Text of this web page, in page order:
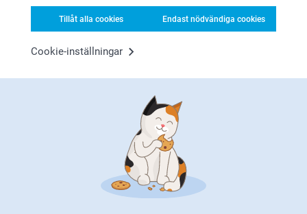
Tillåt alla cookies Endast nödvändiga cookies
Cookie-inställningar
Från 289,00
(19 omdömen)
2 varianter
Från 319,00
smartphoto